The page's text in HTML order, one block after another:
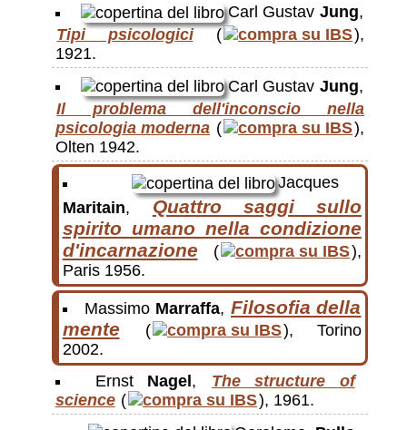
Carl GustavJung,
Tipi psicologici(
),
1921.
Carl GustavJung,
Il problema dell'inconscio nella
psicologia moderna (
),
Olten 1942.
Jacques
Maritain,
Quattro saggi sullo
spirito umano nella condizione
d'incarnazione
(
),
Paris 1956.
Massimo Marraffa, Filosofia della
mente
(
), Torino
2002.
Ernst Nagel,
The structure of
science (
), 1961.